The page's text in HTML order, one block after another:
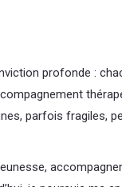
profonde :
parfois fragiles,